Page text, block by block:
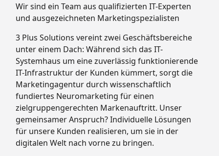
Wir sind ein Team aus qualifizierten IT-Experten
und ausgezeichneten Marketingspezialisten
3 Plus Solutions vereint zwei Geschäftsbereiche
unter einem Dach: Während sich das IT-
Systemhaus um eine zuverlässig funktionierende
IT-Infrastruktur der Kunden kümmert, sorgt die
Marketingagentur durch wissenschaftlich
fundiertes Neuromarketing für einen
zielgruppengerechten Markenauftritt. Unser
gemeinsamer Anspruch? Individuelle Lösungen
für unsere Kunden realisieren, um sie in der
digitalen Welt nach vorne zu bringen.